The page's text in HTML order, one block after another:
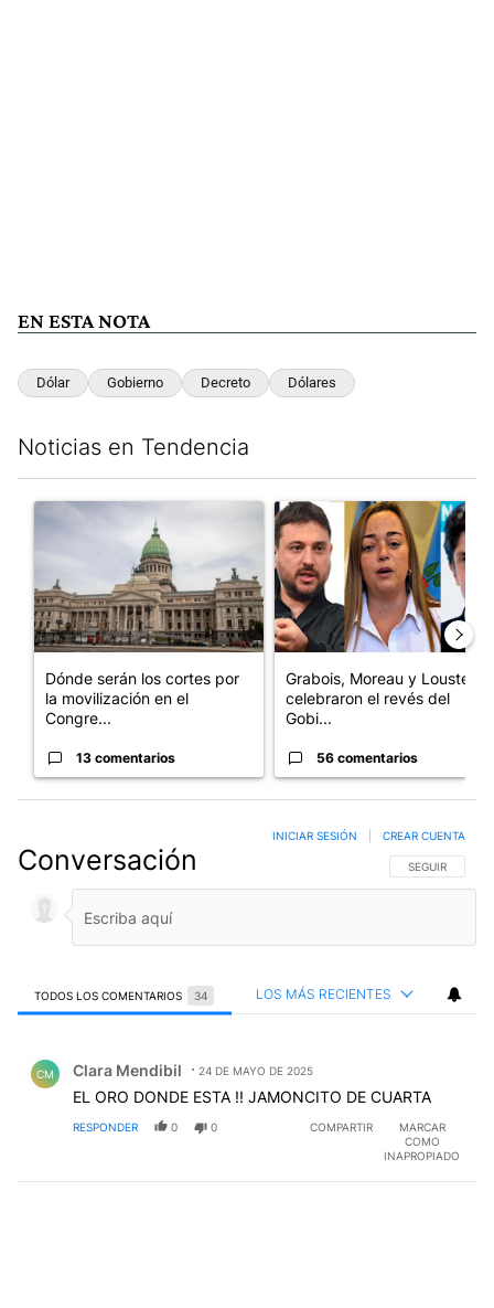
EN ESTA NOTA
Dólar Gobierno Decreto Dólares
Noticias en Tendencia
Un artículo de tendencia con el título "Dónde serán los cortes
Dónde serán los cortes por
la movilización en el
Congre...
13 comentarios
Un artículo de tendencia con
Grabois, Moreau y Lousteau
celebraron el revés del
Gobi...
56 comentarios
Conversación SIGA ESTA
SEGUIR
INICIAR SESIÓN CREAR CUENTA
TODOS LOS COMENTARIOS 34 LOS MÁS RECIENTES
CM Clara Mendibil 24 DE MAYO DE 2025
EL ORO DONDE ESTA !! JAMONCITO DE CUARTA
RESPONDER 0 0 COMPARTIR
MARCAR
COMO
INAPROPIADO